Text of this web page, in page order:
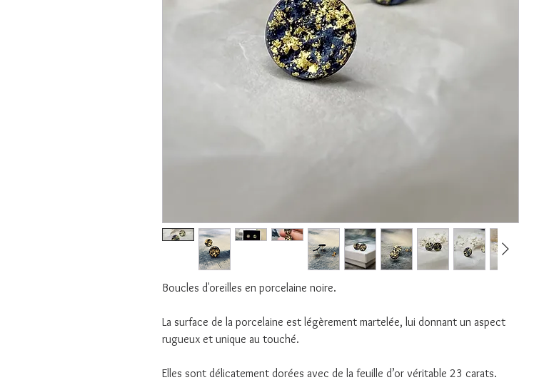
Boucles d'oreilles en porcelaine noire.
La surface de la porcelaine est légèrement martelée, lui donnant un aspect
rugueux et unique au touché.
Elles sont délicatement dorées avec de la feuille d’or véritable 23 carats.